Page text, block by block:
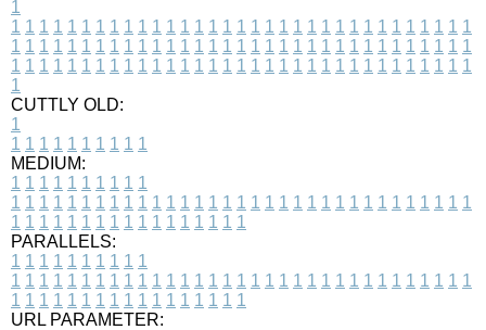
1
1 1 1 1 1 1 1 1 1 1 1 1 1 1 1 1 1 1 1 1 1 1 1 1 1 1 1 1 1 1 1 1 1
1 1 1 1 1 1 1 1 1 1 1 1 1 1 1 1 1 1 1 1 1 1 1 1 1 1 1 1 1 1 1 1 1
1 1 1 1 1 1 1 1 1 1 1 1 1 1 1 1 1 1 1 1 1 1 1 1 1 1 1 1 1 1 1 1 1
1
CUTTLY OLD:
1
1 1 1 1 1 1 1 1 1 1
MEDIUM:
1 1 1 1 1 1 1 1 1 1
1 1 1 1 1 1 1 1 1 1 1 1 1 1 1 1 1 1 1 1 1 1 1 1 1 1 1 1 1 1 1 1 1
1 1 1 1 1 1 1 1 1 1 1 1 1 1 1 1 1
PARALLELS:
1 1 1 1 1 1 1 1 1 1
1 1 1 1 1 1 1 1 1 1 1 1 1 1 1 1 1 1 1 1 1 1 1 1 1 1 1 1 1 1 1 1 1
1 1 1 1 1 1 1 1 1 1 1 1 1 1 1 1 1
URL PARAMETER: